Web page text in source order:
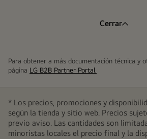
Cerrar
Para obtener a más documentación técnica y
página LG B2B Partner Portal.
* Los precios, promociones y
según la tienda y sitio web. Precios
previo aviso. Las cantidades son
minoristas locales el precio final y la